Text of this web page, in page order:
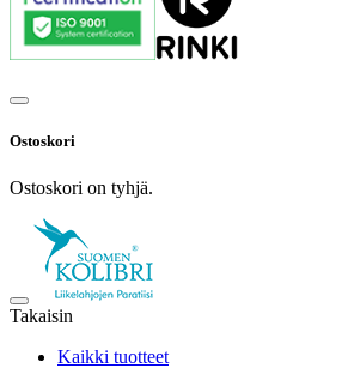
Ostoskori
Ostoskori on tyhjä.
Takaisin
Kaikki tuotteet